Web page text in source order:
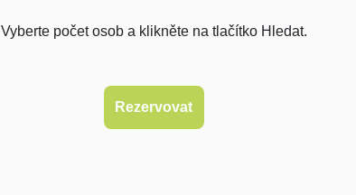
Vyberte počet osob a klikněte na tlačítko Hledat.